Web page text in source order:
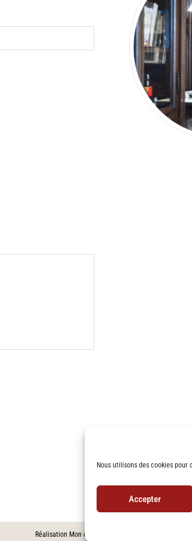
Nous utilisons des cookies
Accepter
Réalisation Mon entreprise sur le Net